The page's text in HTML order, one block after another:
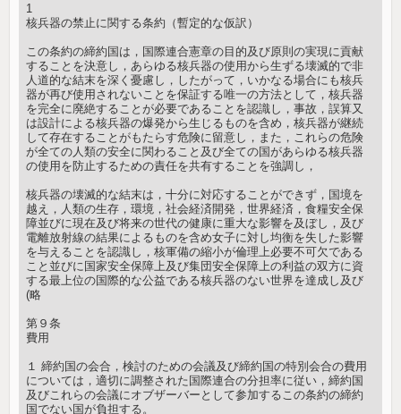
1
核兵器の禁止に関する条約（暫定的な仮訳）
この条約の締約国は，国際連合憲章の目的及び原則の実現に貢献
することを決意し，あらゆる核兵器の使用から生ずる壊滅的で非
人道的な結末を深く憂慮し，したがって，いかなる場合にも核兵
器が再び使用されないことを保証する唯一の方法として，核兵器
を完全に廃絶することが必要であることを認識し，事故，誤算又
は設計による核兵器の爆発から生じるものを含め，核兵器が継続
して存在することがもたらす危険に留意し，また，これらの危険
が全ての人類の安全に関わること及び全ての国があらゆる核兵器
の使用を防止するための責任を共有することを強調し，
核兵器の壊滅的な結末は，十分に対応することができず，国境を
越え，人類の生存，環境，社会経済開発，世界経済，食糧安全保
障並びに現在及び将来の世代の健康に重大な影響を及ぼし，及び
電離放射線の結果によるものを含め女子に対し均衡を失した影響
を与えることを認識し，核軍備の縮小が倫理上必要不可欠である
こと並びに国家安全保障上及び集団安全保障上の利益の双方に資
する最上位の国際的な公益である核兵器のない世界を達成し及び
(略
第９条
費用
１ 締約国の会合，検討のための会議及び締約国の特別会合の費用
については，適切に調整された国際連合の分担率に従い，締約国
及びこれらの会議にオブザーバーとして参加するこの条約の締約
国でない国が負担する。